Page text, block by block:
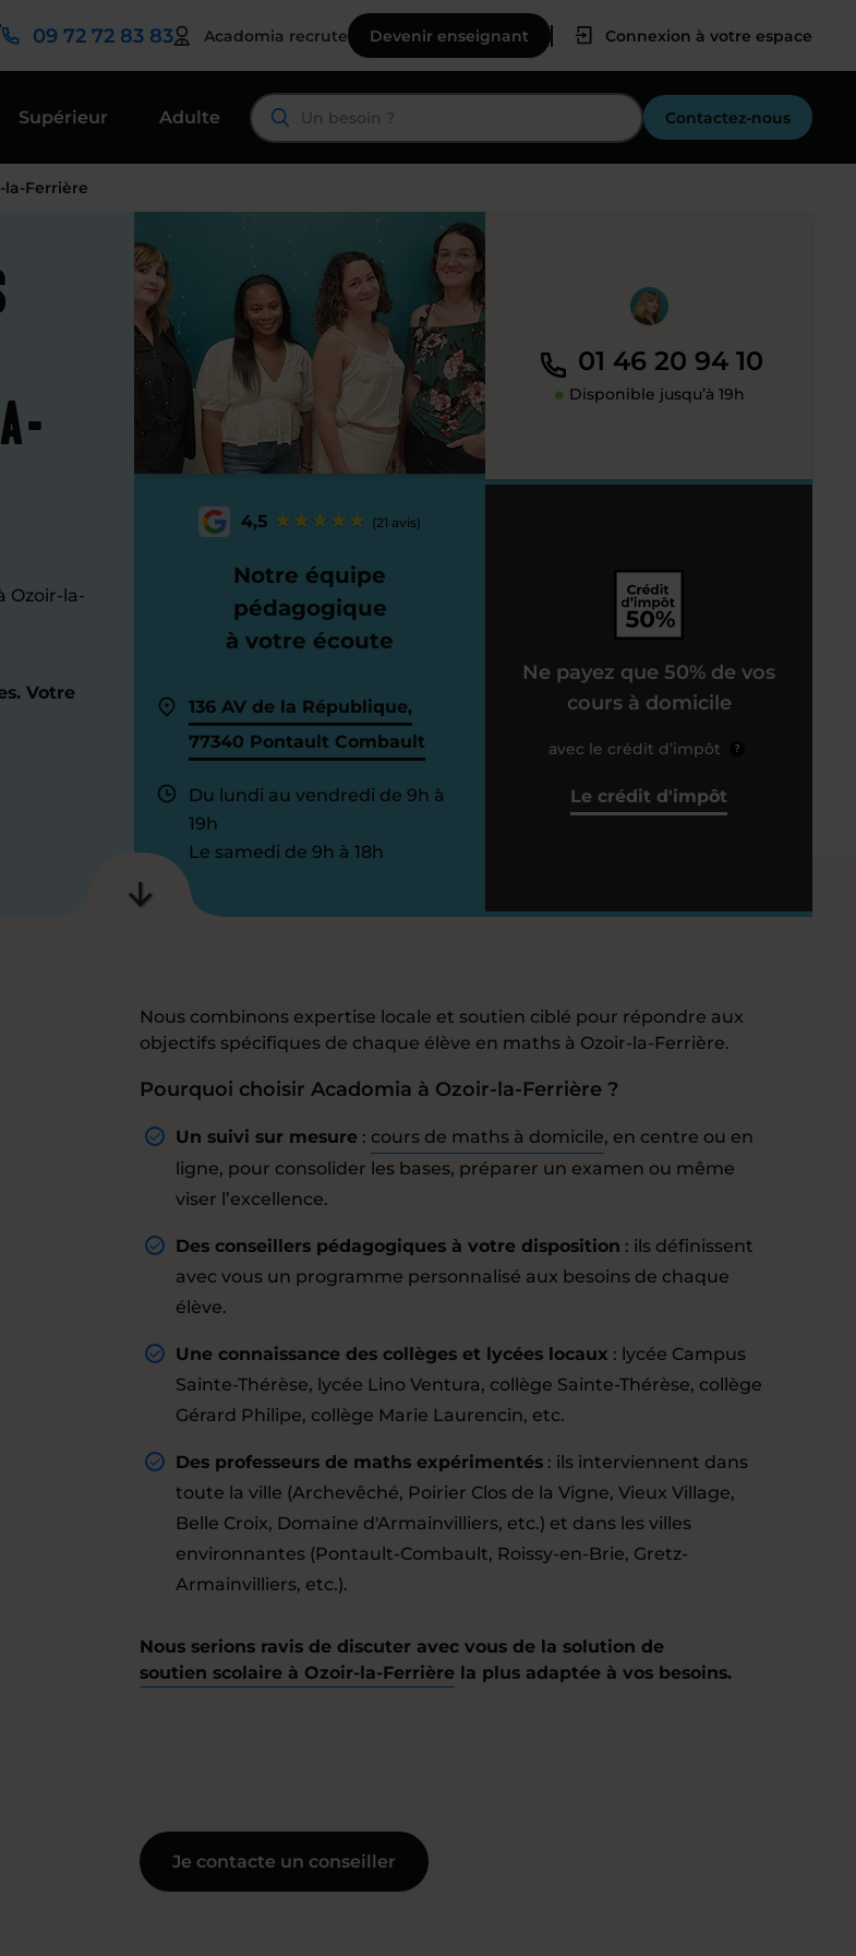
09 72 72 83 83 Acadomia recrute Devenir enseignant Connexion à votre espace
Supérieur Adulte Contactez-nous
la-Ferrière
Ozoir-la-
Votre
4,5 (21 avis)
Notre équipe
pédagogique
à votre écoute
136 AV de la République,
77340 Pontault Combault
Du lundi au vendredi de 9h à
19h
Le samedi de 9h à 18h
01 46 20 94 10
Disponible jusqu’à 19h
Ne payez que 50% de vos
cours à domicile
avec le crédit d’impôt ?
Le crédit d'impôt
Nous combinons expertise locale et soutien ciblé pour répondre aux
objectifs spécifiques de chaque élève en maths à Ozoir-la-Ferrière.
Pourquoi choisir Acadomia à Ozoir-la-Ferrière ?
Un suivi sur mesure : cours de maths à domicile, en centre ou en
ligne, pour consolider les bases, préparer un examen ou même
viser l’excellence.
Des conseillers pédagogiques à votre disposition : ils définissent
avec vous un programme personnalisé aux besoins de chaque
élève.
Une connaissance des collèges et lycées locaux : lycée Campus
Sainte-Thérèse, lycée Lino Ventura, collège Sainte-Thérèse, collège
Gérard Philipe, collège Marie Laurencin, etc.
Des professeurs de maths expérimentés : ils interviennent dans
toute la ville (Archevêché, Poirier Clos de la Vigne, Vieux Village,
Belle Croix, Domaine d'Armainvilliers, etc.) et dans les villes
environnantes (Pontault-Combault, Roissy-en-Brie, Gretz-
Armainvilliers, etc.).
Nous serions ravis de discuter avec vous de la solution de
soutien scolaire à Ozoir-la-Ferrière la plus adaptée à vos besoins.
Je contacte un conseiller